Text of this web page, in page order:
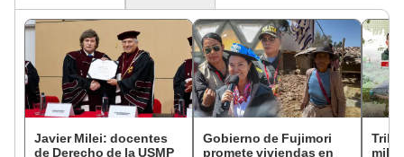
Javier Milei: docentes
de Derecho de la USMP
Gobierno de Fujimori
promete viviendas en